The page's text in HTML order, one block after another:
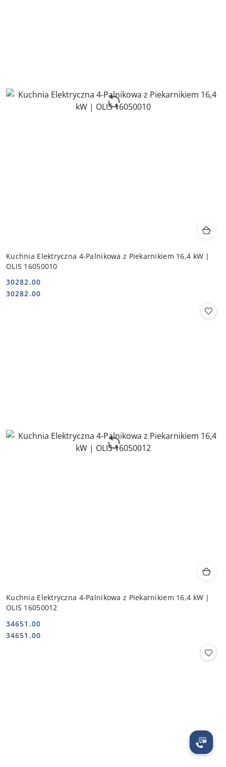
Kuchnia Elektryczna 4-Palnikowa z Piekarnikiem 16,4 kW |
OLIS 16050010
Cena:
30282.00
Cena:
30282.00
Kuchnia Elektryczna 4-Palnikowa z Piekarnikiem 16,4 kW |
OLIS 16050012
Cena:
34651.00
Cena:
34651.00